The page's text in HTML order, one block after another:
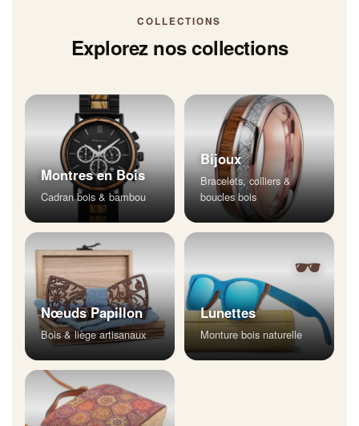
COLLECTIONS
Explorez nos collections
Montres en Bois
Cadran bois & bambou
Bijoux
Bracelets, colliers &
boucles bois
Nœuds Papillon
Bois & liège artisanaux
🕶
Lunettes
Monture bois naturelle